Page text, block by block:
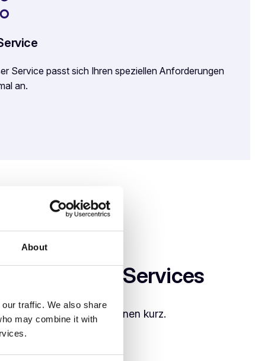
About
traffic. We also share
may combine it with
Service passt sich Ihren speziellen Anforderungen
an.
Services
die wichtigsten Funktionen kurz.